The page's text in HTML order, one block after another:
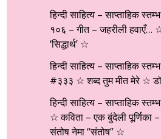
हिन्दी साहित्य – साप्ताहिक
१०६ – गीत – जहरीली हवाएँ…
‘सिद्धार्थ’ ☆
हिन्दी साहित्य – साप्ताहिक
#३३३ ☆ शब्द तुम मीत मेरे ☆
हिन्दी साहित्य – साप्ताहिक
☆ कविता – एक बुंदेली पूर्णिका
संतोष नेमा “संतोष” ☆